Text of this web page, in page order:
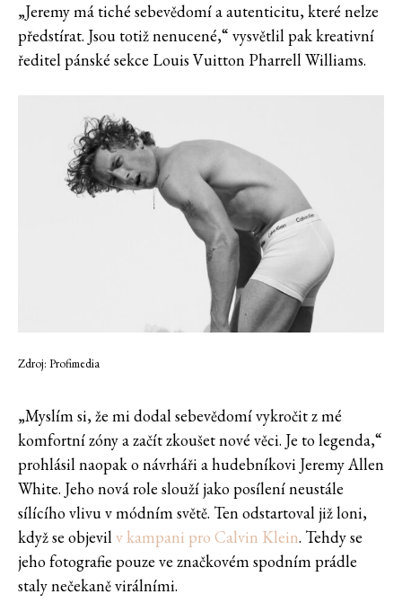
„Jeremy má tiché sebevědomí a autenticitu, které nelze
předstírat. Jsou totiž nenucené,“ vysvětlil pak kreativní
ředitel pánské sekce Louis Vuitton Pharrell Williams.
Zdroj: Profimedia
„Myslím si, že mi dodal sebevědomí vykročit z mé
komfortní zóny a začít zkoušet nové věci. Je to legenda,“
prohlásil naopak o návrháři a hudebníkovi Jeremy Allen
White. Jeho nová role slouží jako posílení neustále
sílícího vlivu v módním světě. Ten odstartoval již loni,
když se objevilv kampani pro Calvin Klein. Tehdy se
jeho fotografie pouze ve značkovém spodním prádle
staly nečekaně virálními.